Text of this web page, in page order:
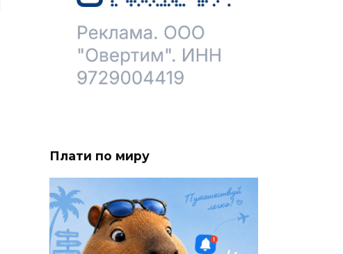
Плати по миру